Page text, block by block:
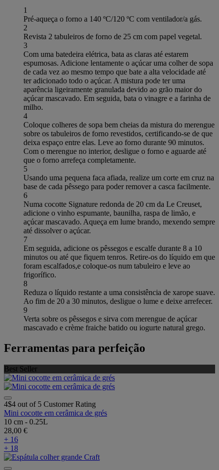
1
Pré-aqueça o forno a 140 ºC/120 ºC com ventilador/a gás.
2
Revista 2 tabuleiros de forno de 25 cm com papel vegetal.
3
Com uma batedeira elétrica, bata as claras até estarem
espumosas. Adicione lentamente o açúcar uma colher de sopa
de cada vez ao mesmo tempo que bate a alta velocidade até
ter adicionado todo o açúcar. A mistura pode ter uma
aparência ligeiramente granulada devido ao grão maior do
açúcar mascavado. Em seguida, bata o vinagre e a farinha de
milho.
4
Coloque colheres de sopa bem cheias da mistura do merengue
sobre os tabuleiros de forno revestidos, certificando-se de que
deixa espaço entre elas. Leve ao forno durante 90 minutos.
Com o merengue no interior, desligue o forno e aguarde até
que o forno arrefeça completamente.
5
Usando uma pequena faca afiada, realize um corte em cruz na
base de cada pêssego para poder remover a casca facilmente.
6
Numa cocotte Signature redonda de 20 cm da Le Creuset,
adicione o vinho espumante, baunilha, raspa de limão, e
açúcar mascavado. Aqueça em lume brando, mexendo sempre
até dissolver o açúcar.
7
Em seguida, adicione os pêssegos e escalfe durante 8 a 10
minutos ou até que fiquem tenros. Retire-os do líquido em que
foram escalfados,e coloque-os num tabuleiro e leve ao
frigorífico.
8
Reduza o líquido restante a uma consistência de xarope suave.
Ao fim de 20 a 30 minutos, desligue o lume e deixe arrefecer.
9
Verta sobre os pêssegos e sirva com merengue de açúcar
mascavado e crème fraiche batido ou iogurte natural grego.
Ferramentas para perfeição
Best Seller
4$4 out of 5 Customer Rating
Mini cocotte em cerâmica de grés
10 cm - 0.25L
28,00 €
+ 16
+ 18